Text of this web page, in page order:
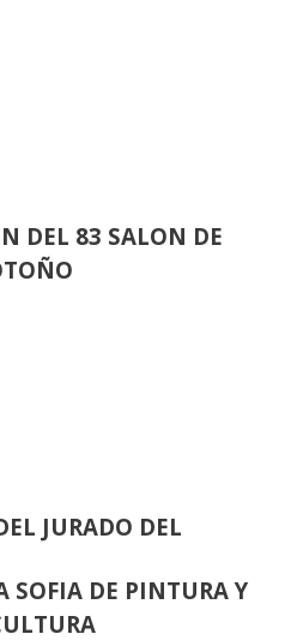
DEL 83 SALON DE
JURADO DEL
SOFIA DE PINTURA Y